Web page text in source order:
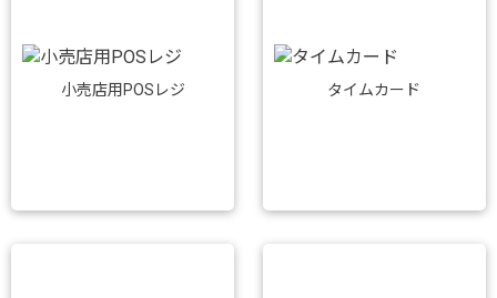
小売店用POSレジ タイムカード